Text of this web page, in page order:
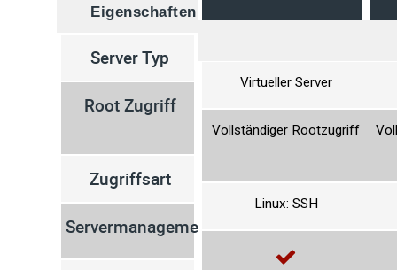
Eigenschaften
Server Typ
Root Zugriff
Zugriffsart
Servermanagement
Virtueller Server
Virtueller Server
Vollständiger Rootzugriff
Vollständiger Rootzugriff
Linux: SSH
Linux: SSH